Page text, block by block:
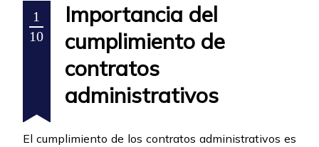
1
10
Importancia del
cumplimiento de
contratos
administrativos
El cumplimiento de los contratos administrativos es